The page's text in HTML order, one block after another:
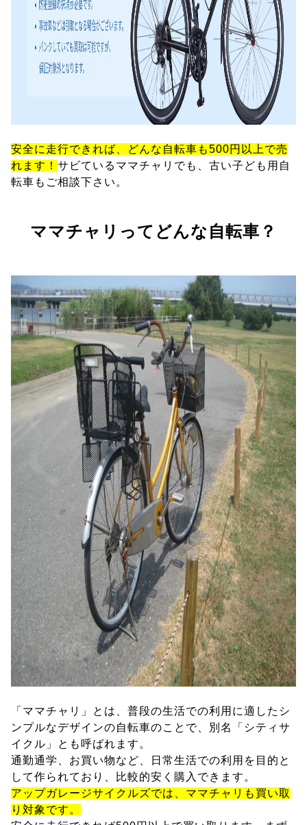
安全に走行できれば、どんな自転車も500円以上で売
れます！ サビているママチャリでも、古い子ども用自
転車もご相談下さい。
ママチャリってどんな自転車？
「ママチャリ」とは、普段の生活での利用に適したシ
ンプルなデザインの自転車のことで、別名「シティサ
イクル」とも呼ばれます。
通勤通学、お買い物など、日常生活での利用を目的と
して作られており、比較的安く購入できます。
アップガレージサイクルズでは、ママチャリも買い取
り対象です。